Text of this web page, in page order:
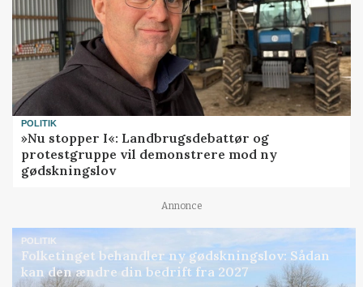
POLITIK
»Nu stopper I«: Landbrugsdebattør og
protestgruppe vil demonstrere mod ny
gødskningslov
Annonce
POLITIK
Folketinget behandler ny gødskningslov: Sådan
kan den ændre din bedrift fra 2027